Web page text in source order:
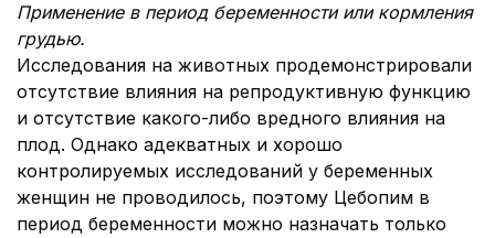
Применение в период беременности или кормления
грудью.
Исследования на животных продемонстрировали
отсутствие влияния на репродуктивную функцию
и отсутствие какого-либо вредного влияния на
плод. Однако адекватных и хорошо
контролируемых исследований у беременных
женщин не проводилось, поэтому Цебопим в
период беременности можно назначать только